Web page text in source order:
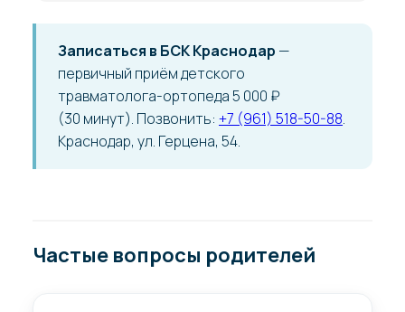
Записаться в БСК Краснодар —
первичный приём детского
травматолога-ортопеда 5 000 ₽
(30 минут). Позвонить: +7 (961) 518-50-88.
Краснодар, ул. Герцена, 54.
Частые вопросы родителей